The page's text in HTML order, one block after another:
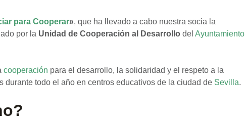
para Cooperar», que ha llevado a cabo nuestra socia la
por la Unidad de Cooperación al Desarrollo del Ayuntamiento
cooperación para el desarrollo, la solidaridad y el respeto a la
durante todo el año en centros educativos de la ciudad de Sevilla.